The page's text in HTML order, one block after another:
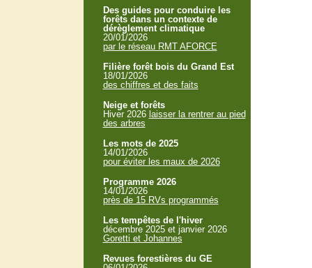
Des guides pour conduire les
forêts dans un contexte de
dérèglement climatique
20/01/2026
par le réseau RMT AFORCE
Filière forêt bois du Grand Est
18/01/2026
des chiffres et des faits
Neige et forêts
Hiver 2026 laisser la rentrer au pied
des arbres
Les mots de 2025
14/01/2026
pour éviter les maux de 2026
Programme 2026
14/01/2026
près de 15 RVs programmés
Les tempêtes de l'hiver
décembre 2025 et janvier 2026
Goretti et Johannes
Revues forestières du GE